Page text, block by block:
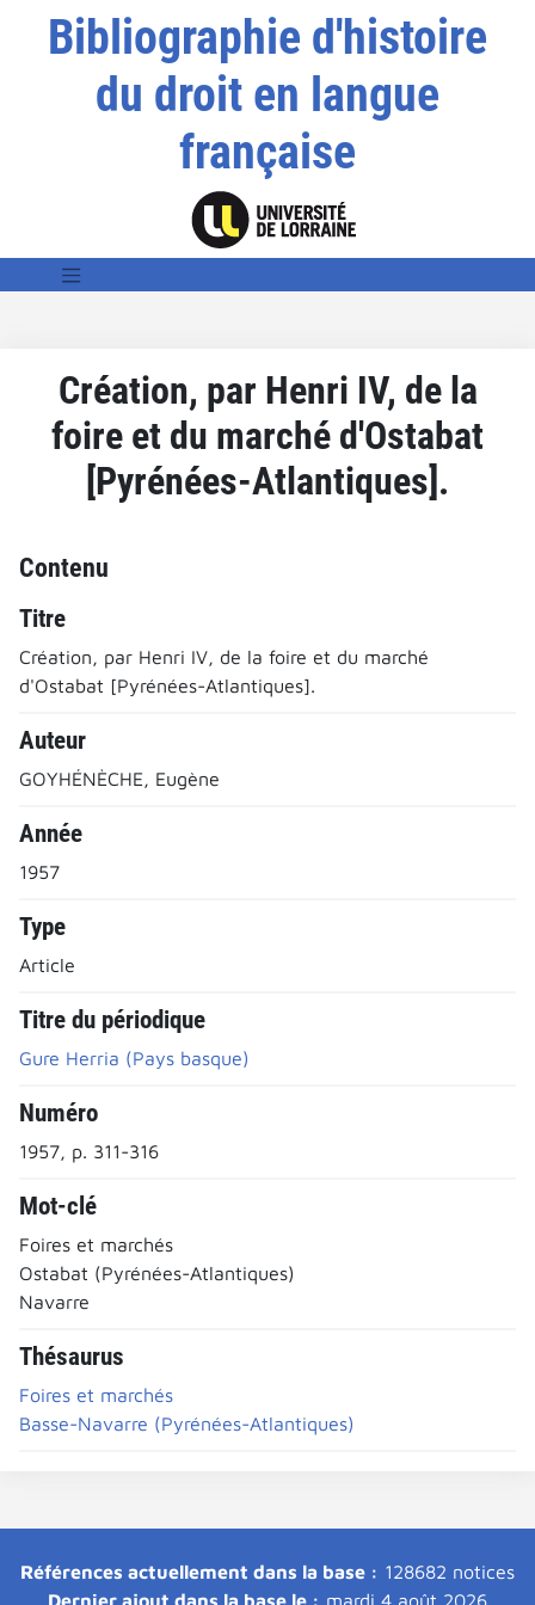
Bibliographie d'histoire
du droit en langue
française
Création, par Henri IV, de la
foire et du marché d'Ostabat
[Pyrénées-Atlantiques].
Contenu
Titre
Création, par Henri IV, de la foire et du marché
d'Ostabat [Pyrénées-Atlantiques].
Auteur
GOYHÉNÈCHE, Eugène
Année
1957
Type
Article
Titre du périodique
Gure Herria (Pays basque)
Numéro
1957, p. 311-316
Mot-clé
Foires et marchés
Ostabat (Pyrénées-Atlantiques)
Navarre
Thésaurus
Foires et marchés
Basse-Navarre (Pyrénées-Atlantiques)
Références actuellement dans la base : 128682 notices
Dernier ajout dans la base le : mardi 4 août 2026